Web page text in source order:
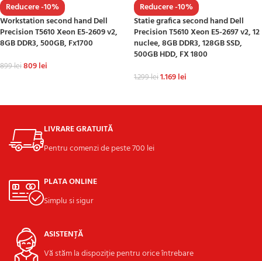
Reducere -10%
Workstation second hand Dell
Precision T5610 Xeon E5-2609 v2,
8GB DDR3, 500GB, Fx1700
899lei809lei
Reducere -10%
Statie grafica second hand Dell
Precision T5610 Xeon E5-2697 v2, 12
nuclee, 8GB DDR3, 128GB SSD,
500GB HDD, FX 1800
1.299lei1.169lei
LIVRARE GRATUITĂ
Pentru comenzi de peste 700 lei
PLATA ONLINE
Simplu si sigur
ASISTENȚĂ
Vă stăm la dispoziție pentru orice întrebare